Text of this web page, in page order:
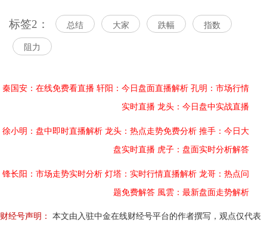
标签2： 总结 大家 跌幅 指数
阻力
秦国安：在线免费看直播 轩阳：今日盘面直播解析 孔明：市场行情
实时直播 龙头：今日盘中实战直播
徐小明：盘中即时直播解析 龙头：热点走势免费分析 推手：今日大
盘实时直播 虎子：盘面实时分析解答
锋长阳：市场走势实时分析 灯塔：实时行情直播解析 龙哥：热点问
题免费解答 風雲：最新盘面走势解析
财经号声明：
本文由入驻中金在线财经号平台的作者撰写，观点仅代表